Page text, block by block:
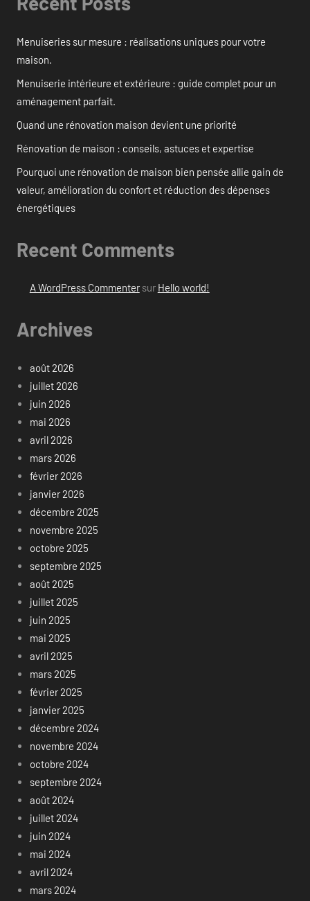
Menuiseries sur mesure : réalisations uniques pour votre
maison.
Menuiserie intérieure et extérieure : guide complet pour un
aménagement parfait.
Quand une rénovation maison devient une priorité
Rénovation de maison : conseils, astuces et expertise
Pourquoi une rénovation de maison bien pensée allie gain de
valeur, amélioration du confort et réduction des dépenses
énergétiques
Recent Comments
A WordPress Commentersur Hello world!
Archives
août 2026
juillet 2026
juin 2026
mai 2026
avril 2026
mars 2026
février 2026
janvier 2026
décembre 2025
novembre 2025
octobre 2025
septembre 2025
août 2025
juillet 2025
juin 2025
mai 2025
avril 2025
mars 2025
février 2025
janvier 2025
décembre 2024
novembre 2024
octobre 2024
septembre 2024
août 2024
juillet 2024
juin 2024
mai 2024
avril 2024
mars 2024